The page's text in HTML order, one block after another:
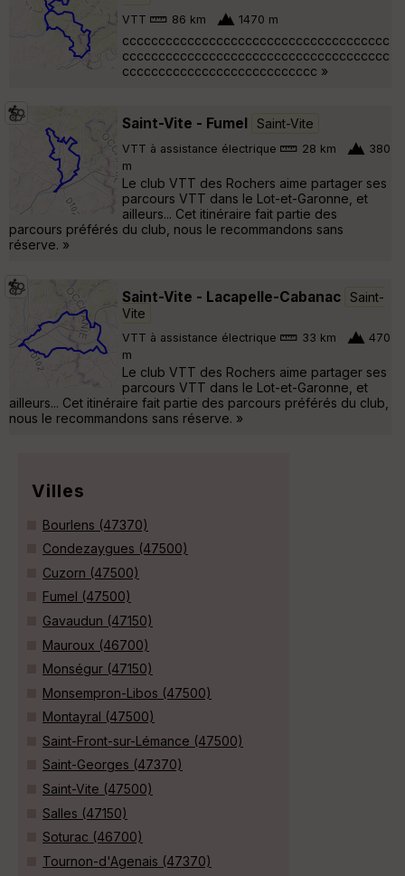
VTT 86 km 1470 m
ccccccccccccccccccccccccccccccccccccc
ccccccccccccccccccccccccccccccccccccc
ccccccccccccccccccccccccccc »
Saint-Vite - Fumel Saint-Vite
VTT à assistance électrique 28 km
380
m
Le club VTT des Rochers aime partager ses
parcours VTT dans le Lot-et-Garonne, et
ailleurs... Cet itinéraire fait partie des
parcours préférés du club, nous le recommandons sans
réserve. »
Saint-Vite - Lacapelle-Cabanac Saint-
Vite
VTT à assistance électrique 33 km
470
m
Le club VTT des Rochers aime partager ses
parcours VTT dans le Lot-et-Garonne, et
ailleurs... Cet itinéraire fait partie des parcours préférés du club,
nous le recommandons sans réserve. »
Villes
Bourlens (47370)
Condezaygues (47500)
Cuzorn (47500)
Fumel (47500)
Gavaudun (47150)
Mauroux (46700)
Monségur (47150)
Monsempron-Libos (47500)
Montayral (47500)
Saint-Front-sur-Lémance (47500)
Saint-Georges (47370)
Saint-Vite (47500)
Salles (47150)
Soturac (46700)
Tournon-d'Agenais (47370)